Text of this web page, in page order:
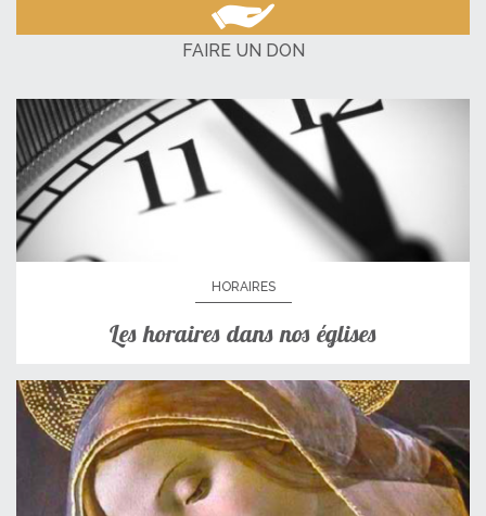
FAIRE UN DON
HORAIRES
Les horaires dans nos églises